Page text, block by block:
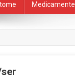
Medicamente